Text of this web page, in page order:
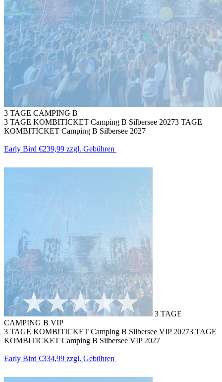
3 TAGE CAMPING B
3 TAGE KOMBITICKET Camping B Silbersee 20273 TAGE
KOMBITICKET Camping B Silbersee 2027
Early Bird €239,99 zzgl. Gebühren
3 TAGE
CAMPING B VIP
3 TAGE KOMBITICKET Camping B Silbersee VIP 20273 TAGE
KOMBITICKET Camping B Silbersee VIP 2027
Early Bird €334,99 zzgl. Gebühren